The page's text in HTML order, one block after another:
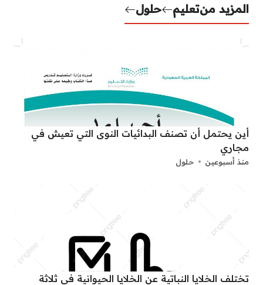
المزيد منتعليم حلول
أين يحتمل أن تصنف البدائيات النوى التي تعيش في
مجاري
منذ أسبوعين حلول
تختلف الخلايا النباتية عن الخلايا الحيوانية في ثلاثة